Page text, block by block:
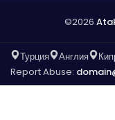
©2026
Турция Англия
Report Abuse: